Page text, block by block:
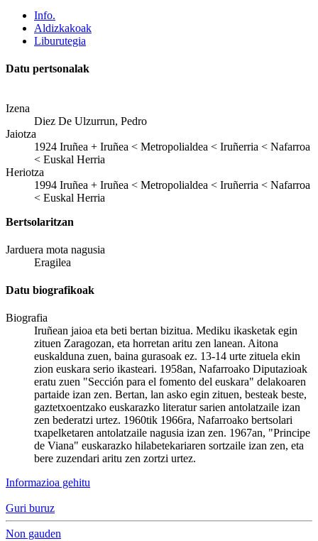
Info.
Aldizkakoak
Liburutegia
Datu pertsonalak
Izena
Diez De Ulzurrun, Pedro
Jaiotza
1924 Iruñea + Iruñea < Metropolialdea < Iruñerria < Nafarroa
< Euskal Herria
Heriotza
1994 Iruñea + Iruñea < Metropolialdea < Iruñerria < Nafarroa
< Euskal Herria
Bertsolaritzan
Jarduera mota nagusia
Eragilea
Datu biografikoak
Biografia
Iruñean jaioa eta beti bertan bizitua. Mediku ikasketak egin
zituen Zaragozan, eta horretan aritu zen lanean. Aitona
euskalduna zuen, baina gurasoak ez. 13-14 urte zituela ekin
zion euskara serio ikasteari. 1958an, Nafarroako Diputazioak
eratu zuen "Sección para el fomento del euskara" delakoaren
partaide izan zen. Bertan, lan asko egin zituen, besteak beste,
gaztetxoentzako euskarazko literatur sarien antolatzaile izan
zen bederatzi urtez. 1960tik 1966ra, Nafarroako bertsolari
txapelketaren antolatzaile nagusia izan zen. 1967an, "Principe
de Viana" euskarazko hilabetekariaren sortzaile izan zen, eta
bere zuzendari aritu zen zortzi urtez.
Informazioa gehitu
Guri buruz
Non gauden